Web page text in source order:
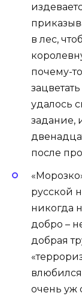
в лес,
почему-
удалось
задание,
после
русской
никогда
добро –
добрая
очень уж